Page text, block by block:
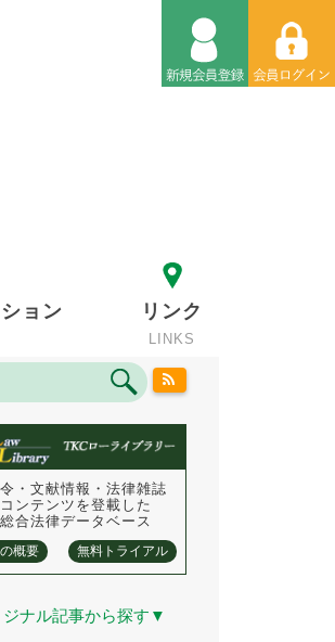
ョン リンク
LINKS
・文献情報・法律雑誌
ンテンツを登載した
合法律データベース
概要 無料トライアル
ジナル記事から探す ▼